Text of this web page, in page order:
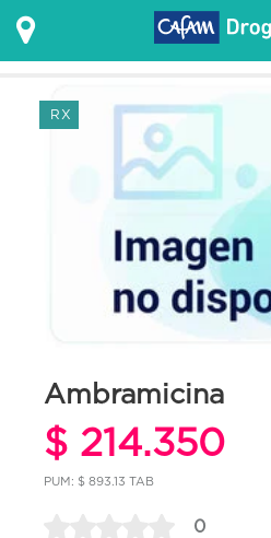
RX
Ambramicina
$ 214.350
PUM: $ 893.13 TAB
0